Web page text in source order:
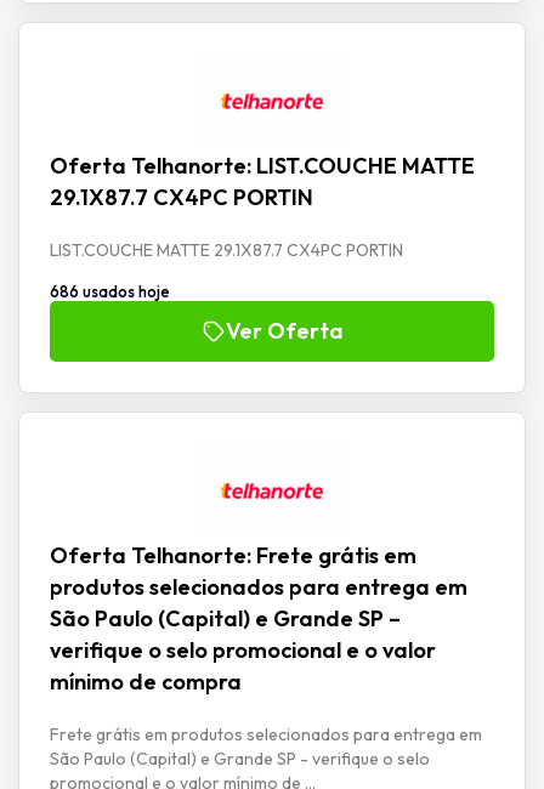
Oferta Telhanorte: LIST.COUCHE MATTE
29.1X87.7 CX4PC PORTIN
LIST.COUCHE MATTE 29.1X87.7 CX4PC PORTIN
686 usados hoje
Ver Oferta
Oferta Telhanorte: Frete grátis em
produtos selecionados para entrega em
São Paulo (Capital) e Grande SP –
verifique o selo promocional e o valor
mínimo de compra
Frete grátis em produtos selecionados para entrega em
São Paulo (Capital) e Grande SP - verifique o selo
promocional e o valor mínimo de ...